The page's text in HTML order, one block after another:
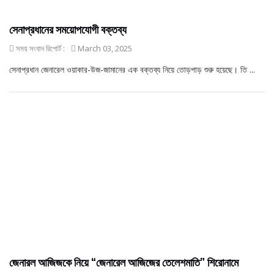
সেনাপ্রধানের সময়োপযোগী বক্তব্য
সময় সংবাদ রিপোর্ট : March 03, 2025
সেনাপ্রধান জেনারেল ওয়াকার-উজ-জামানের এক বক্তব্য নিয়ে তোড়পাড় শুরু হয়েছে। তি ...
জেনারল আজিজকে নিয়ে “জেনারেল আজিজের তেলেশমাতি” শিরোনামে